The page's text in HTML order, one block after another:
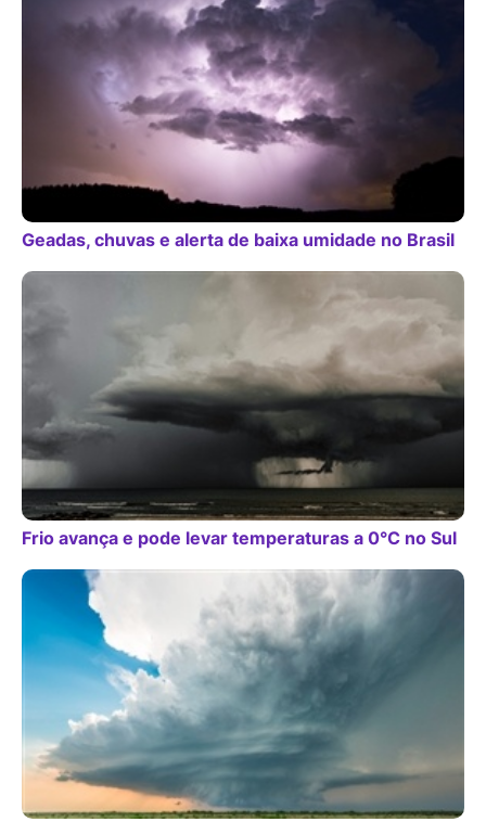
Geadas, chuvas e alerta de baixa umidade no Brasil
Frio avança e pode levar temperaturas a 0°C no Sul